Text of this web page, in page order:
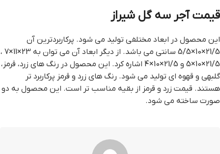
قيمت آجر سه گل شيراز
این محصول در ابعاد مختلفی تولید می شود. پرکاربردترین آن
21/5×10×5/5 سانتی می باشد. از دیگر ابعاد آن می توان به 23×11×7 ،
21/5×10×5 و 21/5×10×4 اشاره کرد. این محصول در رنگ های زرد، قرمز،
گلبهی و قهوه ای تولید می شود. رنگ های زرد و قرمز پرکاربرد تر
هستند. قیمت زرد و قرمز از بقیه مناسب تر است. این محصول به دو
صورت ساخته می شود.